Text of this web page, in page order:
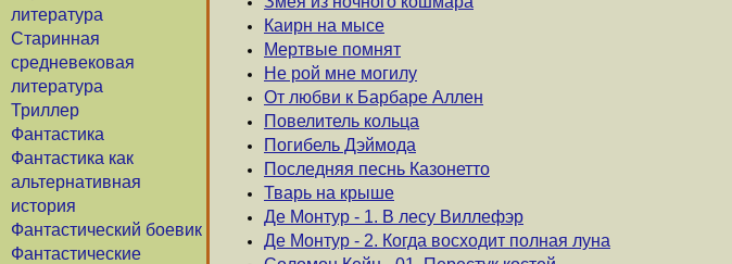
литература
Старинная
средневековая
литература
Триллер
Фантастика
Фантастика как
альтернативная
история
Фантастический боевик
Фантастические
Каирн на мысе
Мертвые помнят
Не рой мне могилу
От любви к Барбаре Аллен
Повелитель кольца
Погибель Дэймода
Последняя песнь Казонетто
Тварь на крыше
Де Монтур - 1. В лесу Виллефэр
Де Монтур - 2. Когда восходит полная луна